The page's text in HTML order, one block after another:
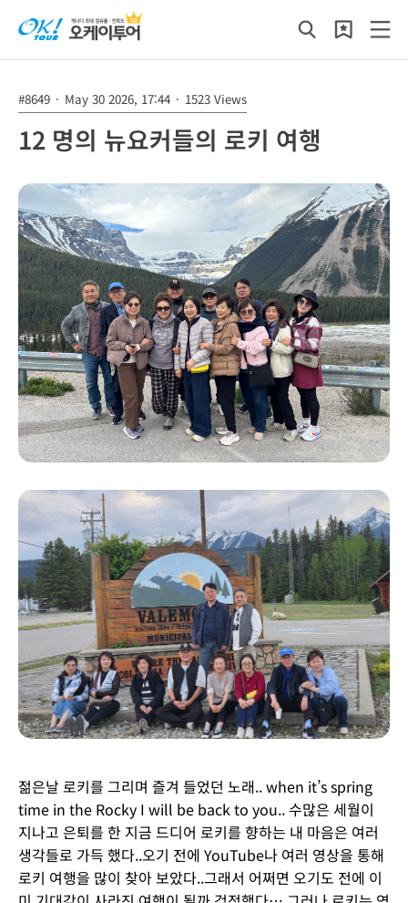
#8649 · May 30 2026, 17:44 · 1523 Views
12 명의 뉴요커들의 로키 여행
젊은날 로키를 그리며 즐겨 들었던 노래.. when it’s spring
time in the Rocky I will be back to you.. 수많은 세월이
지나고 은퇴를 한 지금 드디어 로키를 향하는 내 마음은 여러
생각들로 가득 했다..오기 전에 YouTube나 여러 영상을 통해
로키 여행을 많이 찾아 보았다..그래서 어쩌면 오기도 전에 이